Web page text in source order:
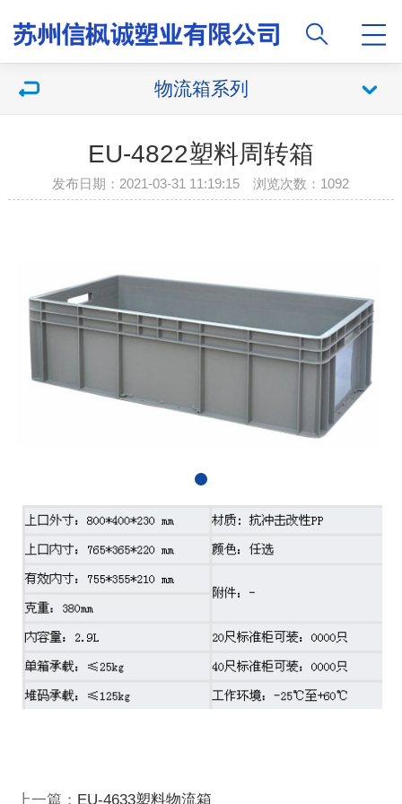
物流箱系列
EU-4822塑料周转箱
发布日期：2021-03-31 11:19:15 浏览次数：1092
上一篇： EU-4633塑料物流箱